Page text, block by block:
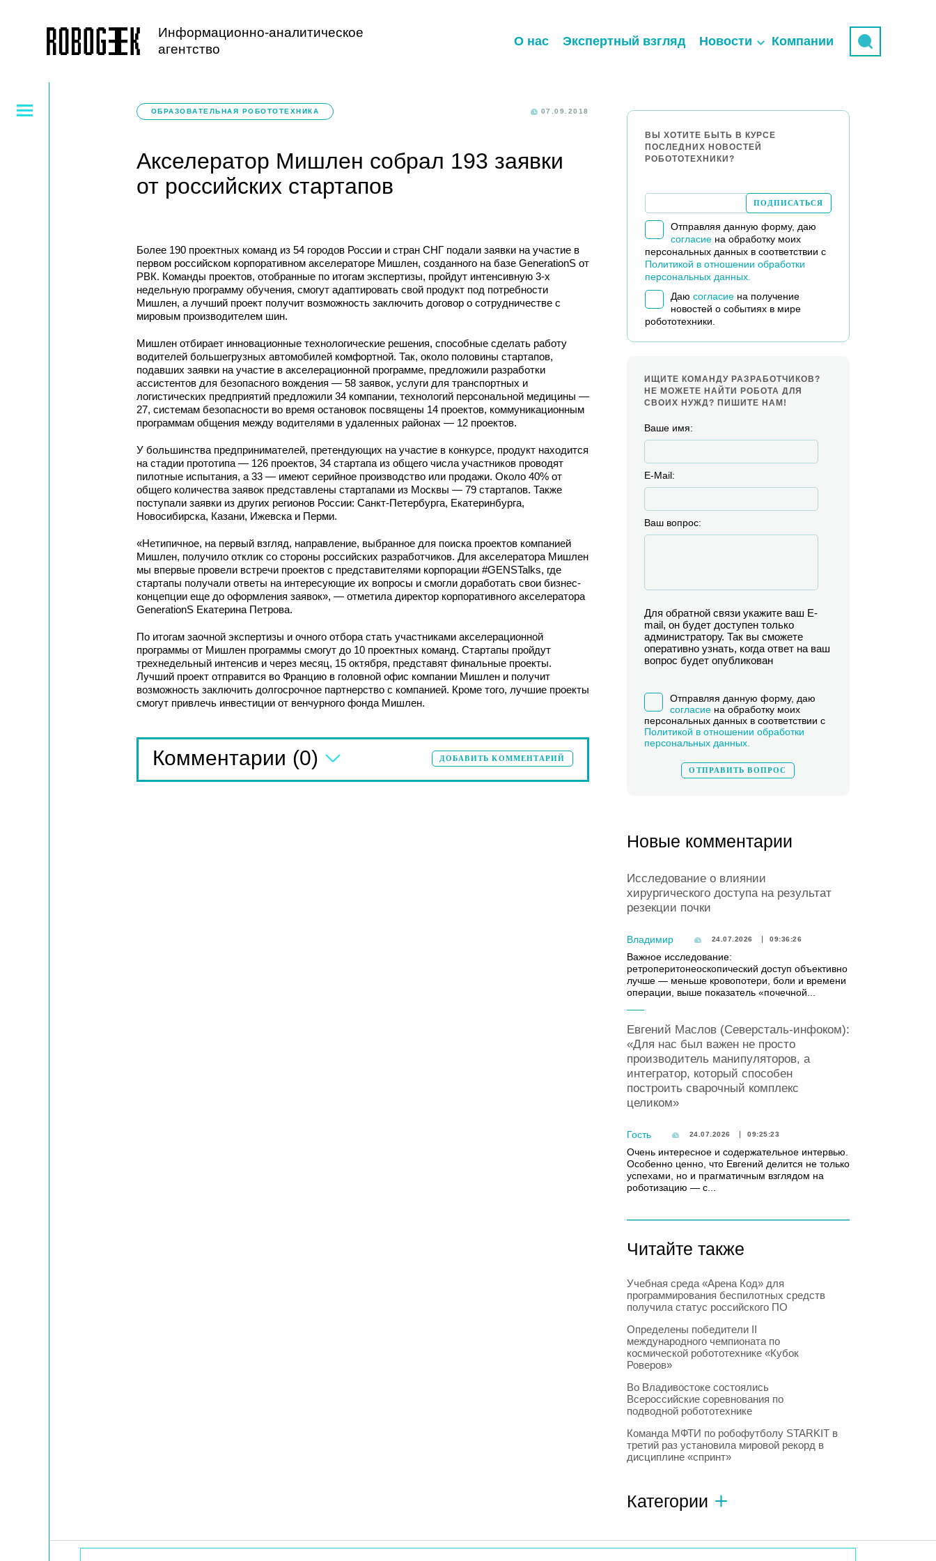
Информационно-аналитическое
агентство
О нас Экспертный взгляд Новости Компании
ОБРАЗОВАТЕЛЬНАЯ РОБОТОТЕХНИКА 07.09.2018
Акселератор Мишлен собрал 193 заявки
от российских стартапов
Более 190 проектных команд из 54 городов России и стран СНГ подали заявки на участие в
первом российском корпоративном акселераторе Мишлен, созданного на базе GenerationS от
РВК. Команды проектов, отобранные по итогам экспертизы, пройдут интенсивную 3-х
недельную программу обучения, смогут адаптировать свой продукт под потребности
Мишлен, а лучший проект получит возможность заключить договор о сотрудничестве с
мировым производителем шин.
Мишлен отбирает инновационные технологические решения, способные сделать работу
водителей большегрузных автомобилей комфортной. Так, около половины стартапов,
подавших заявки на участие в акселерационной программе, предложили разработки
ассистентов для безопасного вождения ― 58 заявок, услуги для транспортных и
логистических предприятий предложили 34 компании, технологий персональной медицины ―
27, системам безопасности во время остановок посвящены 14 проектов, коммуникационным
программам общения между водителями в удаленных районах ― 12 проектов.
У большинства предпринимателей, претендующих на участие в конкурсе, продукт находится
на стадии прототипа ― 126 проектов, 34 стартапа из общего числа участников проводят
пилотные испытания, а 33 ― имеют серийное производство или продажи. Около 40% от
общего количества заявок представлены стартапами из Москвы ― 79 стартапов. Также
поступали заявки из других регионов России: Санкт-Петербурга, Екатеринбурга,
Новосибирска, Казани, Ижевска и Перми.
«Нетипичное, на первый взгляд, направление, выбранное для поиска проектов компанией
Мишлен, получило отклик со стороны российских разработчиков. Для акселератора Мишлен
мы впервые провели встречи проектов с представителями корпорации #GENSTalks, где
стартапы получали ответы на интересующие их вопросы и смогли доработать свои бизнес-
концепции еще до оформления заявок», ― отметила директор корпоративного акселератора
GenerationS Екатерина Петрова.
По итогам заочной экспертизы и очного отбора стать участниками акселерационной
программы от Мишлен программы смогут до 10 проектных команд. Стартапы пройдут
трехнедельный интенсив и через месяц, 15 октября, представят финальные проекты.
Лучший проект отправится во Францию в головной офис компании Мишлен и получит
возможность заключить долгосрочное партнерство с компанией. Кроме того, лучшие проекты
смогут привлечь инвестиции от венчурного фонда Мишлен.
Комментарии (0) ДОБАВИТЬ КОММЕНТАРИЙ
ВЫ ХОТИТЕ БЫТЬ В КУРСЕ
ПОСЛЕДНИХ НОВОСТЕЙ
РОБОТОТЕХНИКИ?
Отправляя данную форму, даю
согласиена обработку моих
персональных данных в соответствии с
Политикой в отношении обработки
персональных данных.
Даю согласиена получение
новостей о событиях в мире
робототехники.
ИЩИТЕ КОМАНДУ РАЗРАБОТЧИКОВ?
НЕ МОЖЕТЕ НАЙТИ РОБОТА ДЛЯ
СВОИХ НУЖД? ПИШИТЕ НАМ!
Ваше имя:
E-Mail:
Ваш вопрос:
Для обратной связи укажите ваш E-
mail, он будет доступен только
администратору. Так вы сможете
оперативно узнать, когда ответ на ваш
вопрос будет опубликован
Отправляя данную форму, даю
согласиена обработку моих
персональных данных в соответствии с
Политикой в отношении обработки
персональных данных.
Новые комментарии
Исследование о влиянии
хирургического доступа на результат
резекции почки
Владимир 24.07.2026 09:36:26
Важное исследование:
ретроперитонеоскопический доступ объективно
лучше — меньше кровопотери, боли и времени
операции, выше показатель «почечной...
Евгений Маслов (Северсталь-инфоком):
«Для нас был важен не просто
производитель манипуляторов, а
интегратор, который способен
построить сварочный комплекс
целиком»
Гость 24.07.2026 09:25:23
Очень интересное и содержательное интервью.
Особенно ценно, что Евгений делится не только
успехами, но и прагматичным взглядом на
роботизацию — с...
Читайте также
Учебная среда «Арена Код» для
программирования беспилотных средств
получила статус российского ПО
Определены победители II
международного чемпионата по
космической робототехнике «Кубок
Роверов»
Во Владивостоке состоялись
Всероссийские соревнования по
подводной робототехнике
Команда МФТИ по робофутболу STARKIT в
третий раз установила мировой рекорд в
дисциплине «спринт»
Категории